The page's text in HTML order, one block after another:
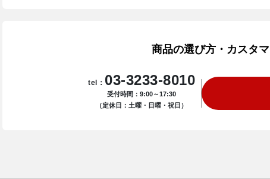
商品の選び方・カスタ
tel： 03-3233-8010
受付時間：9:00～17:30
（定休日：土曜・日曜・祝日）